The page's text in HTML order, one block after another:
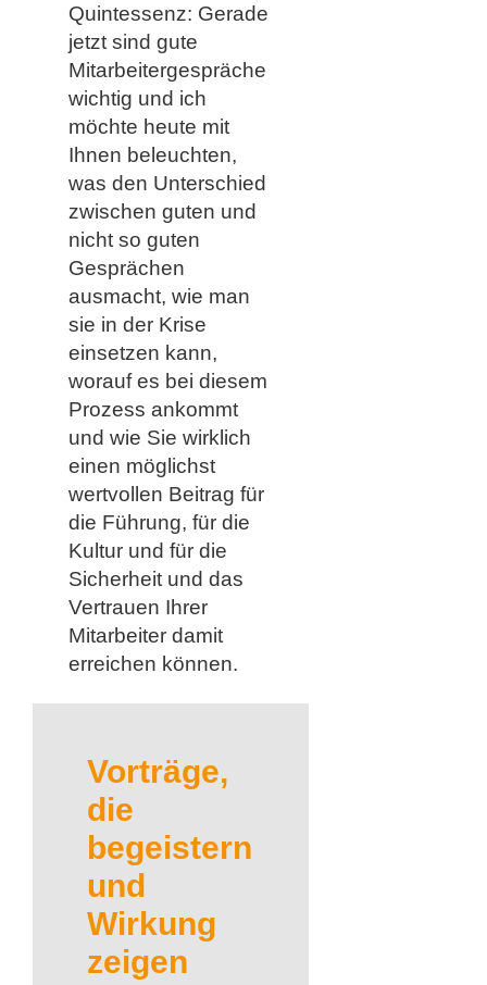
Quintessenz: Gerade
jetzt sind gute
Mitarbeitergespräche
wichtig und ich
möchte heute mit
Ihnen beleuchten,
was den Unterschied
zwischen guten und
nicht so guten
Gesprächen
ausmacht, wie man
sie in der Krise
einsetzen kann,
worauf es bei diesem
Prozess ankommt
und wie Sie wirklich
einen möglichst
wertvollen Beitrag für
die Führung, für die
Kultur und für die
Sicherheit und das
Vertrauen Ihrer
Mitarbeiter damit
erreichen können.
Vorträge,
die
begeistern
und
Wirkung
zeigen